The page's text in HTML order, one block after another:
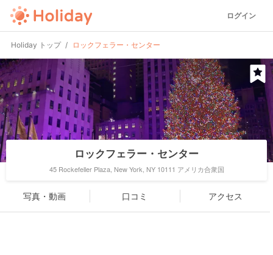
ログイン
Holiday トップ ロックフェラー・センター
ロックフェラー・センター
45 Rockefeller Plaza, New York, NY 10111 アメリカ合衆国
写真・動画 口コミ アクセス